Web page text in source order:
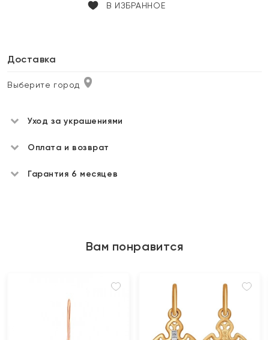
В ИЗБРАННОЕ
Доставка
Выберите город
Уход за украшениями
Оплата и возврат
Гарантия 6 месяцев
Вам понравится